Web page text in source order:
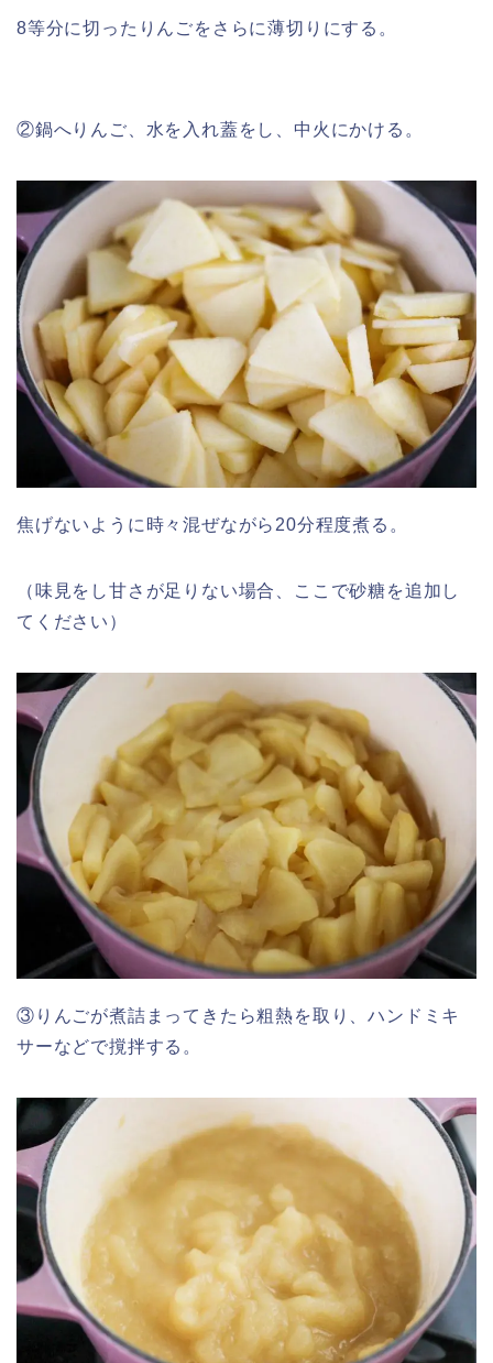
8等分に切ったりんごをさらに薄切りにする。
②鍋へりんご、水を入れ蓋をし、中火にかける。
焦げないように時々混ぜながら20分程度煮る。
（味見をし甘さが足りない場合、ここで砂糖を追加し
てください）
③りんごが煮詰まってきたら粗熱を取り、ハンドミキ
サーなどで撹拌する。